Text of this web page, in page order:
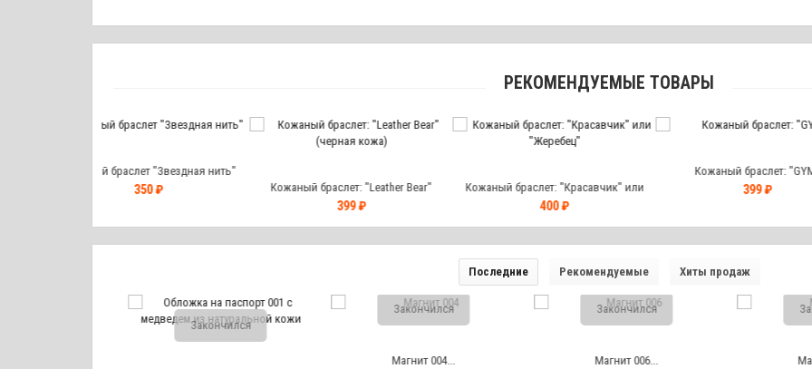
РЕКОМЕНДУЕМЫЕ ТОВАРЫ
"Звездная нить"
Кожаный браслет: "Leather Bear"
Кожаный браслет: "Красавчик" или
Кожаный браслет: "GYM"
399 ₽
Кожаный
Последние Рекомендуемые Хиты продаж
Закончился
Закончился
Магнит 004...
Закончился
Магнит 006...